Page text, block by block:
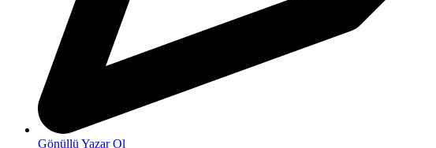
Gönüllü Yazar Ol